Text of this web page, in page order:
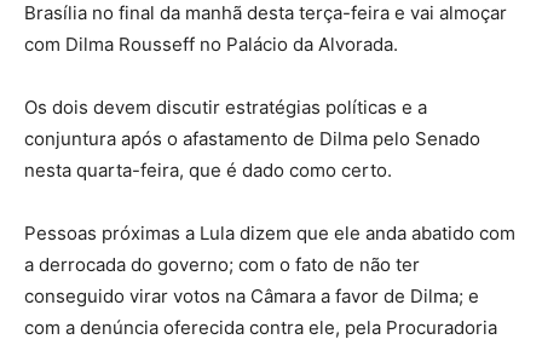
Brasília no final da manhã desta terça-feira e vai almoçar
com Dilma Rousseff no Palácio da Alvorada.
Os dois devem discutir estratégias políticas e a
conjuntura após o afastamento de Dilma pelo Senado
nesta quarta-feira, que é dado como certo.
Pessoas próximas a Lula dizem que ele anda abatido com
a derrocada do governo; com o fato de não ter
conseguido virar votos na Câmara a favor de Dilma; e
com a denúncia oferecida contra ele, pela Procuradoria